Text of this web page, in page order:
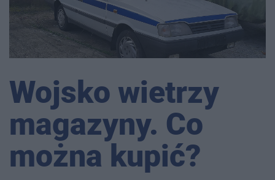
Wojsko wietrzy
magazyny. Co
można kupić?